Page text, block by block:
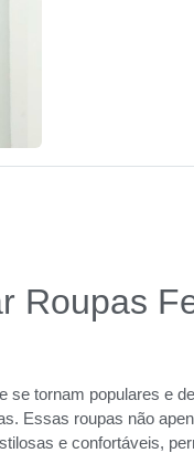
Roupas
se tornam populares e
Essas roupas não
e confortáveis,